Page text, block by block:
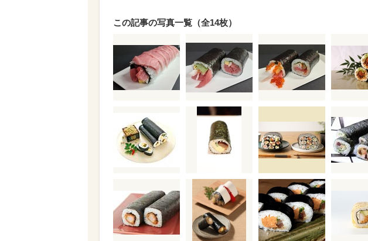
この記事の写真一覧（全14枚）